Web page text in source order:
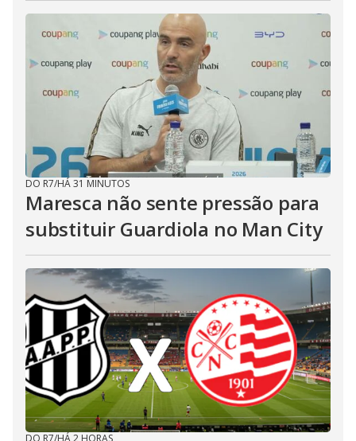
DO R7/HÁ 31 MINUTOS
Maresca não sente pressão para
substituir Guardiola no Man City
DO R7/HÁ 2 HORAS